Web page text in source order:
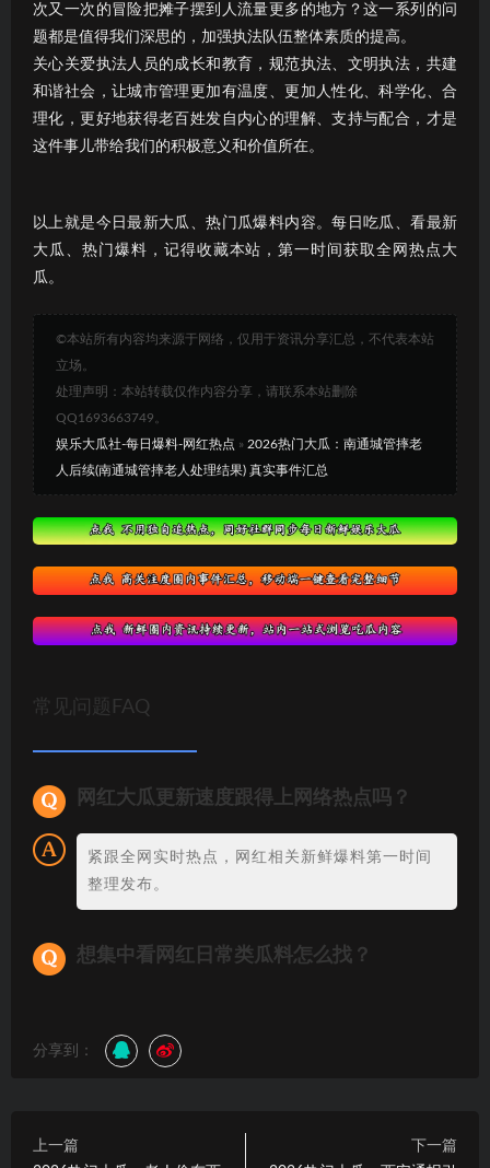
次又一次的冒险把摊子摆到人流量更多的地方？这一系列的问
题都是值得我们深思的，加强执法队伍整体素质的提高。
关心关爱执法人员的成长和教育，规范执法、文明执法，共建
和谐社会，让城市管理更加有温度、更加人性化、科学化、合
理化，更好地获得老百姓发自内心的理解、支持与配合，才是
这件事儿带给我们的积极意义和价值所在。
以上就是今日最新大瓜、热门瓜爆料内容。每日吃瓜、看最新
大瓜、热门爆料，记得收藏本站，第一时间获取全网热点大
瓜。
©本站所有内容均来源于网络，仅用于资讯分享汇总，不代表本站
立场。
处理声明：本站转载仅作内容分享，请联系本站删除
QQ1693663749。
娱乐大瓜社-每日爆料-网红热点 » 2026热门大瓜：南通城管摔老
人后续(南通城管摔老人处理结果) 真实事件汇总
常见问题FAQ
网红大瓜更新速度跟得上网络热点吗？
紧跟全网实时热点，网红相关新鲜爆料第一时间
整理发布。
想集中看网红日常类瓜料怎么找？
分享到：
上一篇
下一篇